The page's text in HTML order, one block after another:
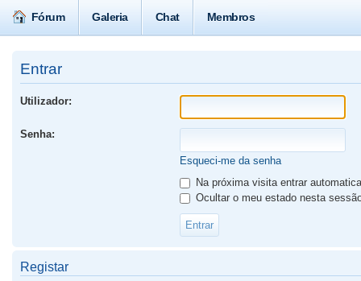
Fórum Galeria Chat Membros
Entrar
Utilizador:
Senha:
Esqueci-me da senha
Na próxima visita entrar
Ocultar o meu estado nesta
Registar